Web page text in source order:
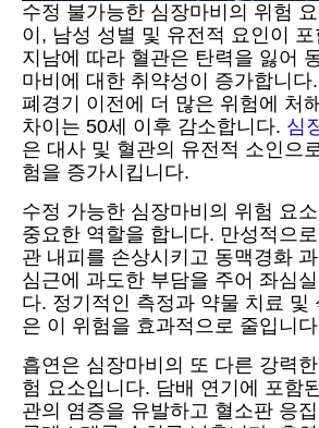
수정 불가능한 심장마비의 위험
이, 남성 성별 및 유전적 요인이 포
지남에 따라 혈관은 탄력을 잃어
마비에 대한 취약성이 증가합니다
폐경기 이전에 더 많은 위험에 처
차이는 50세 이후 감소합니다. 심
은 대사 및 혈관의 유전적 소인으
험을 증가시킵니다.
수정 가능한 심장마비의 위험 요
중요한 역할을 합니다. 만성적으
관 내피를 손상시키고 동맥경화
심근에 과도한 부담을 주어 좌심
다. 정기적인 측정과 약물 치료 및
은 이 위험을 효과적으로 줄입니
흡연은 심장마비의 또 다른 강력
험 요소입니다. 담배 연기에 포함
관의 염증을 유발하고 혈소판 응